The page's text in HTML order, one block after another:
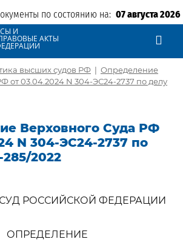
по состоянию на: 07 августа 2026
И
АКТЫ
высших судов РФ | Определение
от 03.04.2024 N 304-ЭС24-2737 по делу
Верховного Суда РФ
N 304-ЭС24-2737 по
2022
РОССИЙСКОЙ ФЕДЕРАЦИИ
ОПРЕДЕЛЕНИЕ